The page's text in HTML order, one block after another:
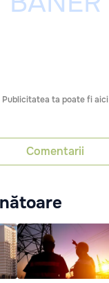
Publicitatea ta poate fi aici
Comentarii